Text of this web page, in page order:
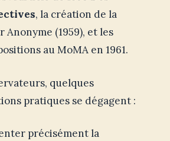
, la création de la
Anonyme (1959), et les
au MoMA en 1961.
quelques
pratiques se dégagent :
précisément la